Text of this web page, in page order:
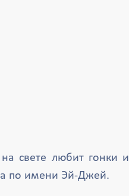
свете любит гонки
по имени Эй-Джей.